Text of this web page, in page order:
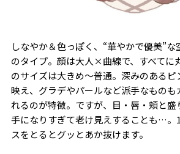
しなやか＆色っぽく、“華やかで優美”
のタイプ。顔は大人×曲線で、すべてに
のサイズは大きめ〜普通。深みのあるピ
映え、グラデやパールなど派手なものも
れるのが特徴。ですが、目・唇・頬と
手になりすぎて老け見えすることも…。
スをとるとグッとあか抜けます。